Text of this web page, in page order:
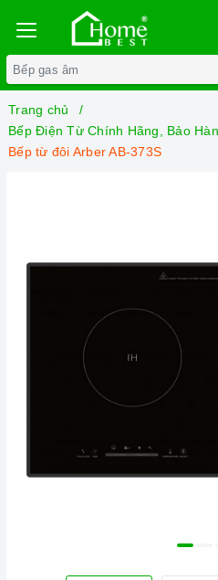
Trang chủ
Bếp Điện Từ Chính Hãng, Bảo
Bếp từ đôi Arber AB-373S